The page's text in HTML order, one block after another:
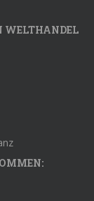
WELTHANDEL